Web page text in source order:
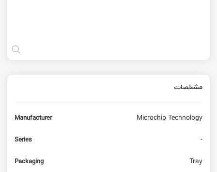
مشخصات
Manufacturer Microchip Technology
Series -
Packaging Tray